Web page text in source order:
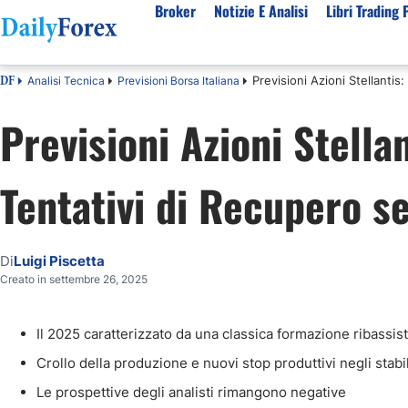
Broker
Bot Trading Automatico
Trading Bonus Senza Deposito
Consob Lista Broker Autorizzati
Broker No Esma
Broker con Spread 0
Notizie E Analisi
Quotazione EUR USD Real Time
Previsioni S&P500 Oggi
Previsioni Nasdaq 100 Oggi
Previsione Quotazione XAUUSD Oro
Tutte le Valute Disponibili
Tutti gli Indici Disponibili
Libri Trading
Chi Siamo
Politica editoriale
Come Guadagniamo Soldi
La Nostra Metodologia
Perché Fidarsi di Noi
DF Analisi Tecnica Previsioni Borsa Italiana Previsioni Azioni
Previsioni Azioni
Tentativi di Recupero
DiLuigi Piscetta
Creato in settembre 26, 2025
Il 2025 caratterizzato da una classica formazione
Crollo della produzione e nuovi stop produttivi negli
Le prospettive degli analisti rimangono negative